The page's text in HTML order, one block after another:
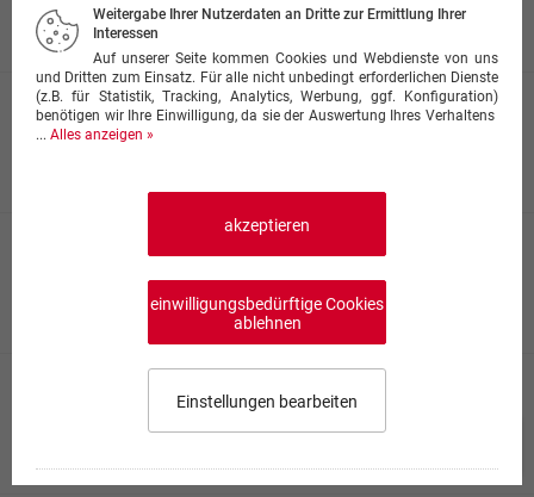
ab 8,00 €
Pizza Flammkuchen
mit Speck, Zwiebeln, Sahne und Creme fraîche
Pizza Spaghetti
mit Bolognese und Spaghetti
Weitergabe Ihrer Nutzerdaten an Dritte zur Ermittlung Ihrer
Interessen
Auf unserer Seite kommen Cookies und Webdienste von uns
und Dritten zum Einsatz. Für alle nicht unbedingt erforderlichen Dienste
(z.B. für Statistik, Tracking, Analytics, Werbung, ggf. Konfiguration)
benötigen wir Ihre Einwilligung, da sie der Auswertung Ihres Verhaltens
... Alles anzeigen »
akzeptieren
einwilligungsbedürftige Cookies
ablehnen
Einstellungen bearbeiten